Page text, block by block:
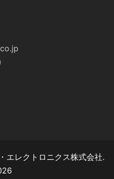
レクトロニクス株式会社.